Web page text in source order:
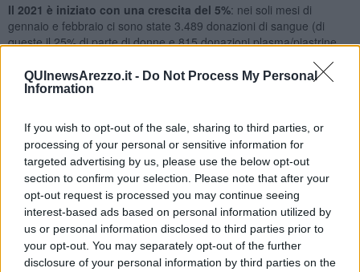
QUInewsArezzo.it - Do Not Process My Personal
Information
If you wish to opt-out of the sale, sharing to third parties, or
processing of your personal or sensitive information for
targeted advertising by us, please use the below opt-out
section to confirm your selection. Please note that after your
opt-out request is processed you may continue seeing
interest-based ads based on personal information utilized by
us or personal information disclosed to third parties prior to
your opt-out. You may separately opt-out of the further
disclosure of your personal information by third parties on the
Il 2021 è iniziato con una crescita del 5%: nei soli mesi di
gennaio e febbraio ci sono state 3.489 donazioni di sangue (di
queste il 25% di parte di donne e 815 donazioni plasma/piastrine
Se vuoi leggere le notizie principali della Toscana iscriviti alla
Newsletter QUInews - ToscanaMedia.Arriva gratis tutti i giorni
alle 20:00 direttamente nella tua casella di posta.
Basta cliccareQUI
Fotogallery